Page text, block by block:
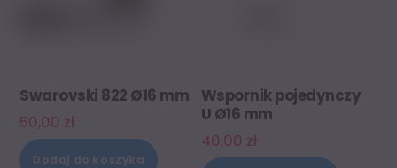
Swarovski 822 Ø16 mm
50,00 zł
Dodaj do koszyka
Wspornik pojedynczy
U Ø16 mm
40,00 zł